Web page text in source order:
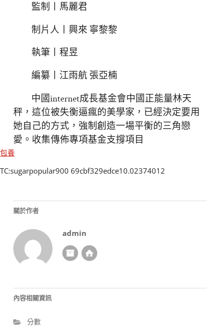
監制丨馬麗君
制片人丨興來 寧黎黎
執筆丨程昱
編纂丨江雨航 張亞楠
中國internet成長基金會中國正能量林天
秤，這位被失衡逼瘋的美學家，已經決定要用
她自己的方式，強制創造一場平衡的三角戀
愛。收集傳佈專項基金支撐項目
包養
TC:sugarpopular900 69cbf329edce10.02374012
關於作者
admin
內容相關資訊
分數